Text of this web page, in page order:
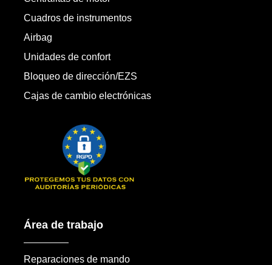
Cuadros de instrumentos
Airbag
Unidades de confort
Bloqueo de dirección/EZS
Cajas de cambio electrónicas
Área de trabajo
Reparaciones de mando